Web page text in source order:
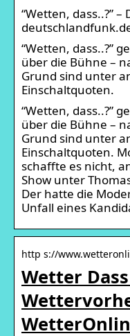
“Wetten, dass..?”
“Wetten, dass..?”
über die Bühne –
Grund sind unter
Einschaltquoten.
“Wetten, dass..?”
über die Bühne –
Grund sind unter
Einschaltquoten.
schaffte es nicht,
Show unter
Der hatte die
Unfall eines
http s://
Wetter